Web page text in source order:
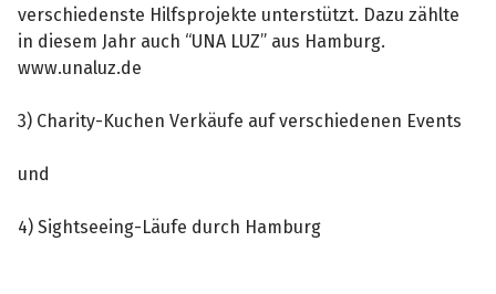
verschiedenste Hilfsprojekte unterstützt. Dazu zählte
in diesem Jahr auch “UNA LUZ” aus Hamburg.
www.unaluz.de
3) Charity-Kuchen Verkäufe auf verschiedenen Events
und
4) Sightseeing-Läufe durch Hamburg